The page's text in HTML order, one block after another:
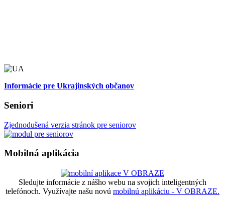
Informácie pre Ukrajinských občanov
Seniori
Zjednodušená verzia stránok pre seniorov
Mobilná aplikácia
Sledujte informácie z nášho webu na svojich inteligentných
telefónoch. Využívajte našu novú mobilnú aplikáciu - V OBRAZE.